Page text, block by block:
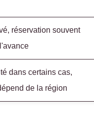
réservation souvent
dans certains cas,
de la région